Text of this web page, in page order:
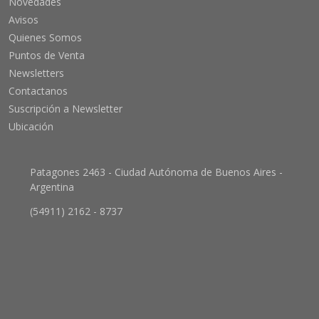
Avisos
Quienes Somos
Puntos de Venta
Newsletters
Contactanos
Suscripción a Newsletter
Ubicación
Patagones 2463 - Ciudad Autónoma de Buenos Aires -
Argentina
(54911) 2162 - 8737